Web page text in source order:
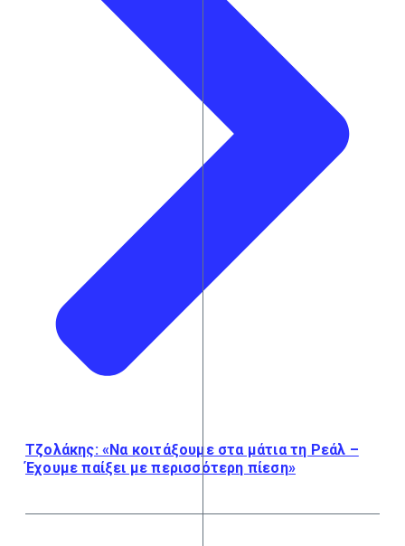
Τζολάκης: «Να κοιτάξουμε στα μάτια τη Ρεάλ –
Έχουμε παίξει με περισσότερη πίεση»